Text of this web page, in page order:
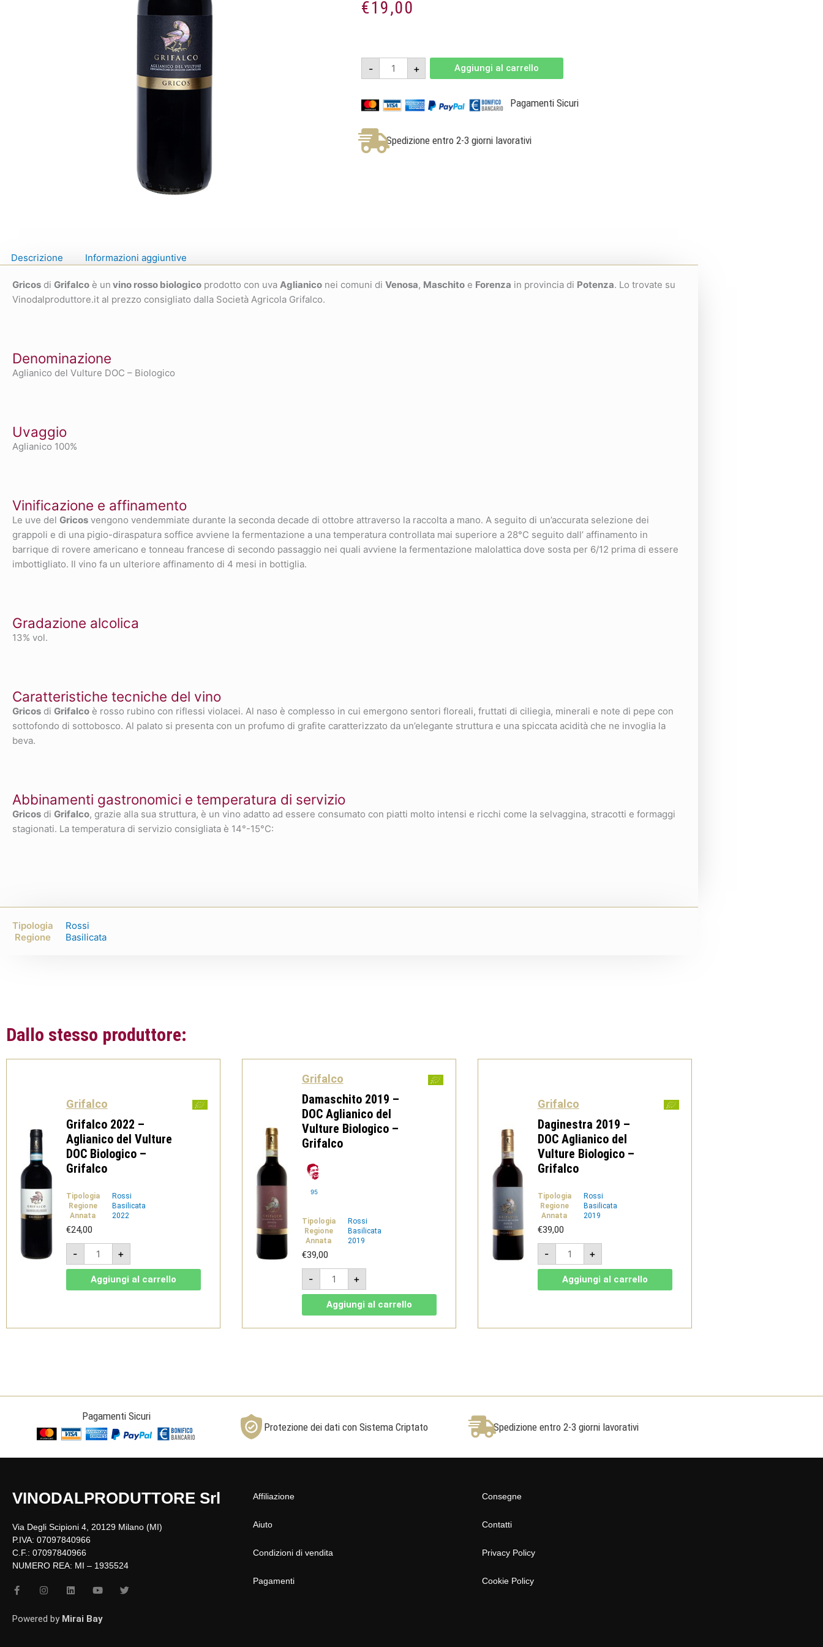
€19,00
-
Gricos
2022
-
del
Vulture
-
Grifalco
quantità
+ Aggiungi al carrello
Pagamenti Sicuri
Spedizione entro 2-3 giorni lavorativi
Descrizione Informazioni aggiuntive
Gricos di Grifalco è un vino rosso biologico prodotto con uva Aglianico nei comuni di Venosa, Maschito e Forenza in provincia di Potenza. Lo trovate su
Vinodalproduttore.it al prezzo consigliato dalla Società Agricola Grifalco.
Denominazione
Aglianico del Vulture DOC – Biologico
Uvaggio
Aglianico 100%
Vinificazione e affinamento
Le uve del Gricos vengono vendemmiate durante la seconda decade di ottobre attraverso la raccolta a mano. A seguito di un’accurata selezione dei
grappoli e di una pigio-diraspatura soffice avviene la fermentazione a una temperatura controllata mai superiore a 28°C seguito dall’ affinamento in
barrique di rovere americano e tonneau francese di secondo passaggio nei quali avviene la fermentazione malolattica dove sosta per 6/12 prima di essere
imbottigliato. Il vino fa un ulteriore affinamento di 4 mesi in bottiglia.
Gradazione alcolica
13% vol.
Caratteristiche tecniche del vino
Gricos di Grifalco è rosso rubino con riflessi violacei. Al naso è complesso in cui emergono sentori floreali, fruttati di ciliegia, minerali e note di pepe con
sottofondo di sottobosco. Al palato si presenta con un profumo di grafite caratterizzato da un’elegante struttura e una spiccata acidità che ne invoglia la
beva.
Abbinamenti gastronomici e temperatura di servizio
Gricos di Grifalco, grazie alla sua struttura, è un vino adatto ad essere consumato con piatti molto intensi e ricchi come la selvaggina, stracotti e formaggi
stagionati. La temperatura di servizio consigliata è 14°-15°C:
Tipologia
Rossi
Regione
Basilicata
Dallo stesso produttore:
Grifalco
Grifalco 2022 –
Aglianico del Vulture
DOC Biologico –
Grifalco
Tipologia
Rossi
Regione
Basilicata
Annata
2022
€24,00
-
Grifalco
2022
-
Aglianico
del
Vulture
Grifalco
+
Aggiungi al carrello
Grifalco
Damaschito 2019 –
DOC Aglianico del
Vulture Biologico –
Grifalco
95
Tipologia
Rossi
Regione
Basilicata
Annata
2019
€39,00
-
Damaschito
2019
-
DOC
Aglianico
del
Vulture
+
Aggiungi al carrello
Grifalco
Daginestra 2019 –
DOC Aglianico del
Vulture Biologico –
Grifalco
Tipologia
Rossi
Regione
Basilicata
Annata
2019
€39,00
-
Daginestra
2019
-
DOC
Aglianico
del
Grifalco
+
Aggiungi al carrello
Pagamenti Sicuri
Protezione dei dati con Sistema Criptato
Spedizione entro 2-3 giorni lavorativi
VINODALPRODUTTORE Srl
Via Degli Scipioni 4, 20129 Milano (MI)
P.IVA: 07097840966
C.F.: 07097840966
NUMERO REA: MI – 1935524
F
a
e
b
I
n
t
a
L
i
k
e
Y
o
t
u
T
w
Powered by Mirai Bay
Affiliazione
Aiuto
Condizioni di vendita
Pagamenti
Consegne
Contatti
Privacy Policy
Cookie Policy